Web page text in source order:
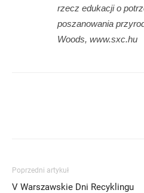
rzecz edukacji o
poszanowania
Woods, www.sxc.hu
Poprzedni artykuł
V Warszawskie Dni Recyklingu